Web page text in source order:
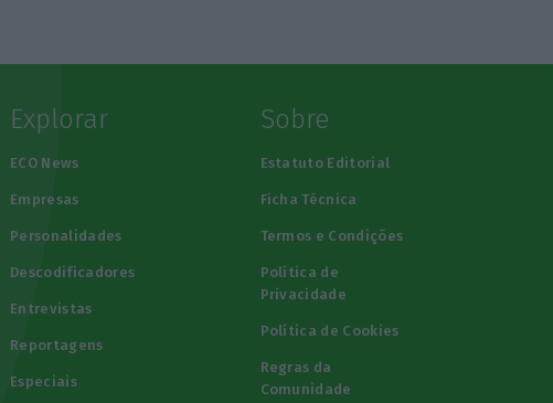
Explorar
ECO News
Empresas
Personalidades
Descodificadores
Entrevistas
Reportagens
Especiais
Sobre
Estatuto Editorial
Ficha Técnica
Termos e Condições
Política de
Privacidade
Política de Cookies
Regras da
Comunidade